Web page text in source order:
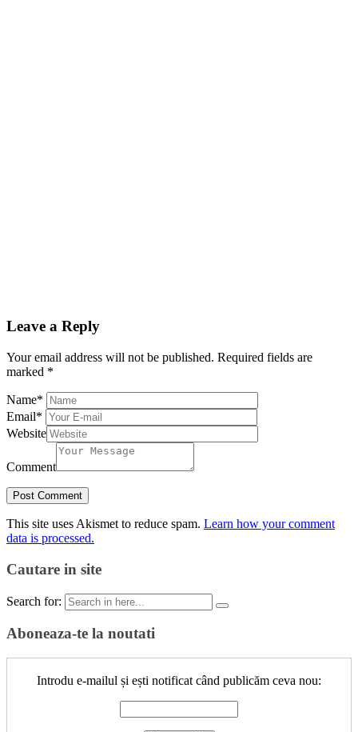
Leave a Reply
Your email address will not be published. Required fields are
marked *
Name*
Email*
Website
Comment
This site uses Akismet to reduce spam. Learn how your comment
data is processed.
Cautare in site
Search for:
Aboneaza-te la noutati
Introdu e-mailul și ești notificat când publicăm ceva nou: